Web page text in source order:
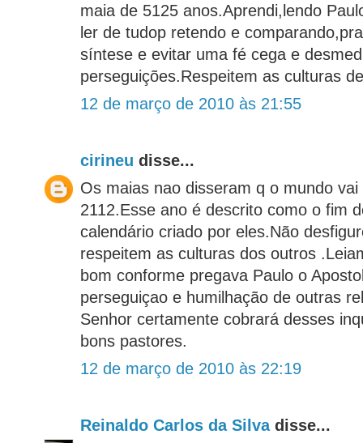
maia de 5125 anos.Aprendi,lendo
ler de tudop retendo e
síntese e evitar uma fé cega e
perseguições.Respeitem as culturas
12 de março de 2010 às 21:55
cirineu disse...
Os maias nao disseram q o mundo
2112.Esse ano é descrito como o fim
calendário criado por eles.Não
respeitem as culturas dos outros
bom conforme pregava Paulo o
perseguiçao e humilhação de outras
Senhor certamente cobrará desses
bons pastores.
12 de março de 2010 às 22:19
Reinaldo Carlos da Silvadisse...